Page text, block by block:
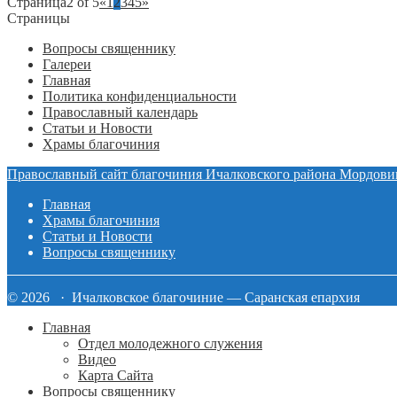
Страницы
Вопросы священнику
Галереи
Главная
Политика конфиденциальности
Православный календарь
Статьи и Новости
Храмы благочиния
Православный сайт благочиния Ичалковского района
Главная
Храмы благочиния
Статьи и Новости
Вопросы священнику
© 2026 · Ичалковское благочиние — Саранская епархия
Главная
Отдел молодежного служения
Видео
Карта Сайта
Вопросы священнику